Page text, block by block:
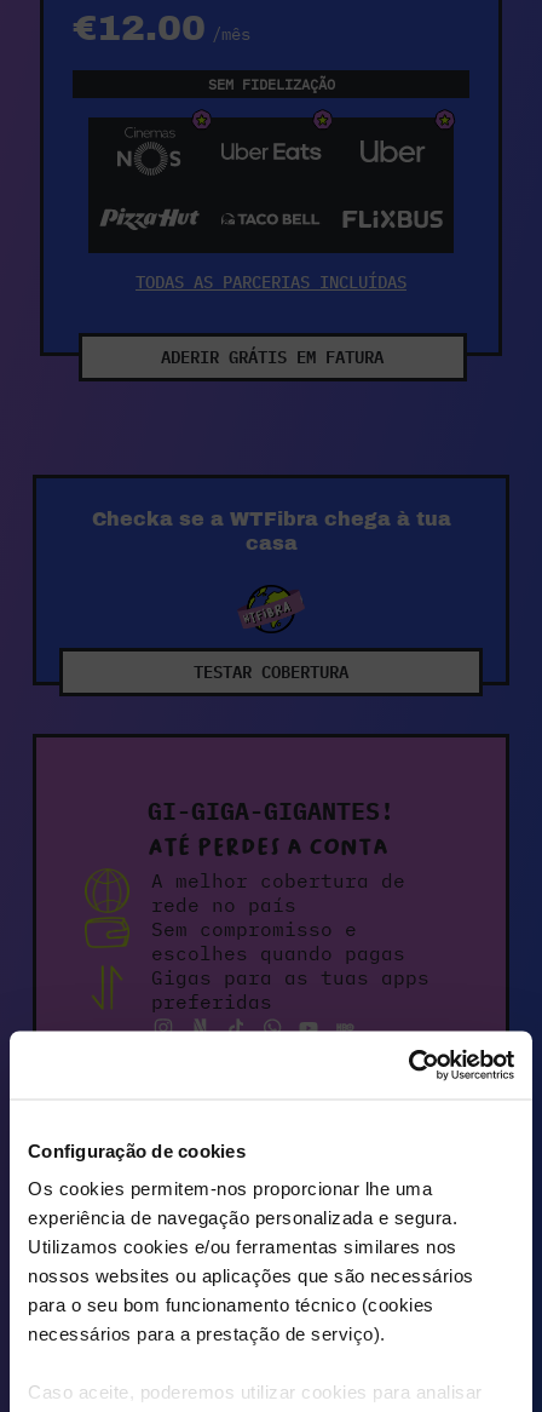
Configuração de cookies
Os cookies permitem-nos proporcionar lhe uma
experiência de navegação personalizada e segura.
Utilizamos cookies e/ou ferramentas similares nos
nossos websites ou aplicações que são necessários
para o seu bom funcionamento técnico (cookies
necessários para a prestação de serviço).
Caso aceite, poderemos utilizar cookies para analisar
€12.00 /mês
SEM FIDELIZAÇÃO
TODAS AS PARCERIAS INCLUÍDAS
ADERIR GRÁTIS EM FATURA
Checka se a WTFibra chega à tua
casa
TESTAR COBERTURA
GI-GIGA-GIGANTES!
Até perdes a conta
A melhor cobertura de
rede no país
Sem compromisso e
escolhes quando pagas
Gigas para as tuas apps
preferidas
Parcerias e novidades a